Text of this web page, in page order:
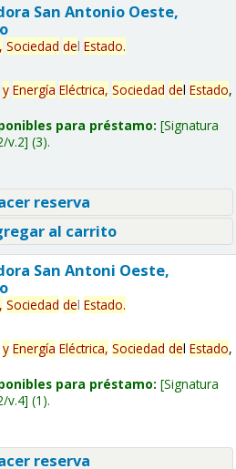
San Antonio Oeste,
Sociedad del Estado.
y Energía Eléctrica, Sociedad del Estado,
para préstamo: Signatura
v.2 (3).
reserva
al carrito
San Antoni Oeste,
Sociedad del Estado.
y Energía Eléctrica, Sociedad del Estado,
para préstamo: Signatura
v.4 (1).
reserva